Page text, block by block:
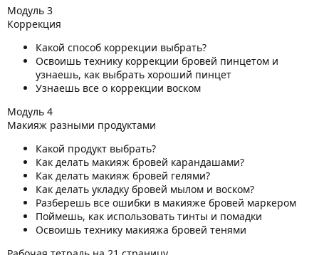
Модуль 3
Коррекция
Какой способ коррекции выбрать?
Освоишь технику коррекции бровей пинцетом и
узнаешь, как выбрать хороший пинцет
Узнаешь все о коррекции воском
Модуль 4
Макияж разными продуктами
Какой продукт выбрать?
Как делать макияж бровей карандашами?
Как делать макияж бровей гелями?
Как делать укладку бровей мылом и воском?
Разберешь все ошибки в макияже бровей маркером
Поймешь, как использовать тинты и помадки
Освоишь технику макияжа бровей тенями